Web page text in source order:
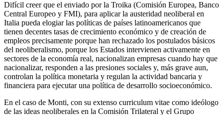
Difícil creer que el enviado por la Troika (Comisión Europea, Banco
Central Europeo y FMI), para aplicar la austeridad neoliberal en
Italia pueda elogiar las políticas de países latinoamericanos que
tienen decentes tasas de crecimiento económico y de creación de
empleos precisamente porque han rechazado los postulados básicos
del neoliberalismo, porque los Estados intervienen activamente en
sectores de la economía real, nacionalizan empresas cuando hay que
nacionalizar, responden a las presiones sociales y, más grave aun,
controlan la política monetaria y regulan la actividad bancaria y
financiera para ejecutar una política de desarrollo socioeconómico.
En el caso de Monti, con su extenso curriculum vitae como ideólogo
de las ideas neoliberales en la Comisión Trilateral y el Grupo